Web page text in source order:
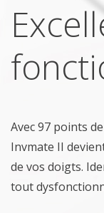
Avec 97 points
Invmate II
de vos doigts.
tout